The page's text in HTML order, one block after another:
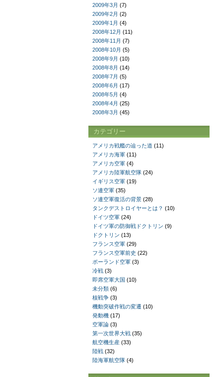
2009年3月 (7)
2009年2月 (2)
2009年1月 (4)
2008年12月 (11)
2008年11月 (7)
2008年10月 (5)
2008年9月 (10)
2008年8月 (14)
2008年7月 (5)
2008年6月 (17)
2008年5月 (4)
2008年4月 (25)
2008年3月 (45)
カテゴリー
アメリカ戦艦の辿った道 (11)
アメリカ海軍(11)
アメリカ空軍(4)
アメリカ陸軍航空隊(24)
イギリス空軍(19)
ソ連空軍(35)
ソ連空軍復活の背景(28)
タンクデストロイヤーとは？ (10)
ドイツ空軍(24)
ドイツ軍の防御戦ドクトリン (9)
ドクトリン (13)
フランス空軍(29)
フランス空軍前史 (22)
ポーランド空軍(3)
冷戦(3)
即席空軍大国 (10)
未分類(6)
核戦争(3)
機動突破作戦の変遷 (10)
発動機(17)
空軍論(3)
第一次世界大戦(35)
航空機生産(33)
陸戦(32)
陸海軍航空隊(4)